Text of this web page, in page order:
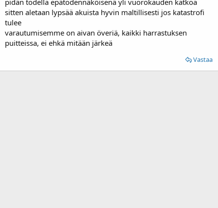
sitten aletaan lypsää akuista hyvin maltillisesti jos katastrofi
tulee
varautumisemme on aivan överiä, kaikki harrastuksen
puitteissa, ei ehkä mitään järkeä
Vastaa